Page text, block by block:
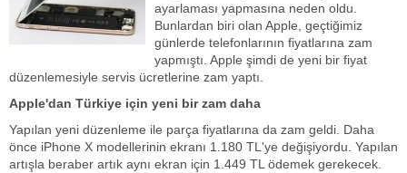
ayarlaması yapmasına neden oldu.
Bunlardan biri olan Apple, geçtiğimiz
günlerde telefonlarının fiyatlarına zam
yapmıştı. Apple şimdi de yeni bir fiyat
düzenlemesiyle servis ücretlerine zam yaptı.
Apple'dan Türkiye için yeni bir zam daha
Yapılan yeni düzenleme ile parça fiyatlarına da zam geldi. Daha
önce iPhone X modellerinin ekranı 1.180 TL'ye değişiyordu. Yapılan
artışla beraber artık aynı ekran için 1.449 TL ödemek gerekecek.